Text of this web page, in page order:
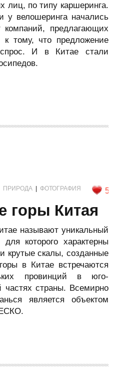
лиц, по типу каршеринга.
у велошеринга начались
предлагающих
к тому, что предложение
спрос. И в Китае стали
ПРИРОДА |ФОТОГРАФИЯ 5
горы Китая
называют уникальный
которого характерны
крутые скалы, созданные
в Китае встречаются
провинций в юго-
частях страны. Всемирно
является объектом